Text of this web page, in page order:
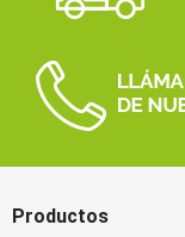
Productos